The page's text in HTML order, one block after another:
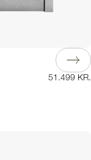
51.499 KR.